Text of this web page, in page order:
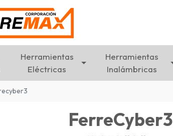
Herramientas
Eléctricas
Herramientas
Inalámbricas
FerreCyber3